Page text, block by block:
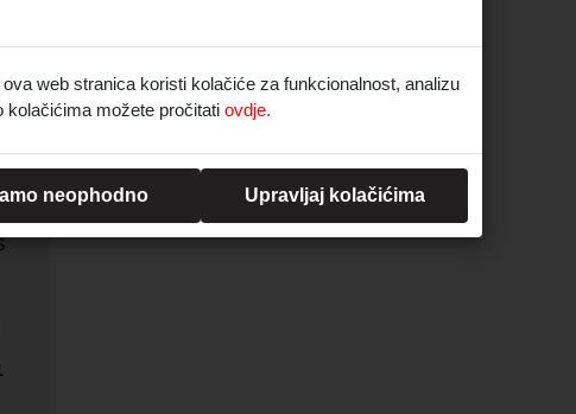
web stranica koristi kolačiće za funkcionalnost, analizu
kolačićima možete pročitati ovdje.
neophodno Upravljaj kolačićima